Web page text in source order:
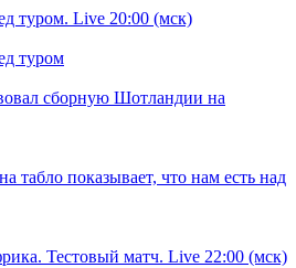
туром. Live 20:00 (мск)
туром
сборную Шотландии на
табло показывает, что нам есть над
Тестовый матч. Live 22:00 (мск)